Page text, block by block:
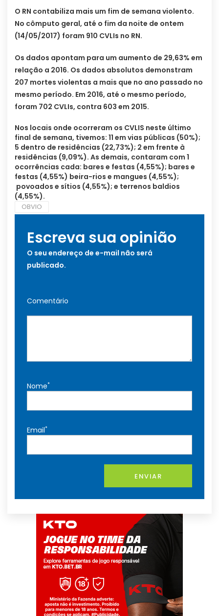
O RN contabiliza mais um fim de semana violento.
No cômputo geral, até o fim da noite de ontem
(14/05/2017) foram 910 CVLIs no RN.
Os dados apontam para um aumento de 29,63% em
relação a 2016. Os dados absolutos demonstram
207 mortes violentas a mais que no ano passado no
mesmo período. Em 2016, até o mesmo período,
foram 702 CVLIs, contra 603 em 2015.
Nos locais onde ocorreram os CVLIS neste último
final de semana, tivemos: 11 em vias públicas (50%);
5 dentro de residências (22,73%); 2 em frente à
residências (9,09%). As demais, contaram com 1
ocorrências cada: bares e festas (4,55%); bares e
festas (4,55%) beira-rios e mangues (4,55%);
povoados e sítios (4,55%); e terrenos baldios
(4,55%).
OBVIO
Escreva sua opinião
O seu endereço de e-mail não será
publicado.
Comentário
Nome*
Email*
ENVIAR